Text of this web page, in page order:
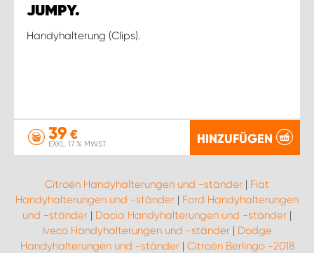
JUMPY.
Handyhalterung (Clips).
39 €
EXKL. 17 % MWST. HINZUFÜGEN
Citroën Handyhalterungen und -ständer | Fiat
Handyhalterungen und -ständer | Ford Handyhalterungen
und -ständer | Dacia Handyhalterungen und -ständer |
Iveco Handyhalterungen und -ständer | Dodge
Handyhalterungen und -ständer| Citroën Berlingo -2018